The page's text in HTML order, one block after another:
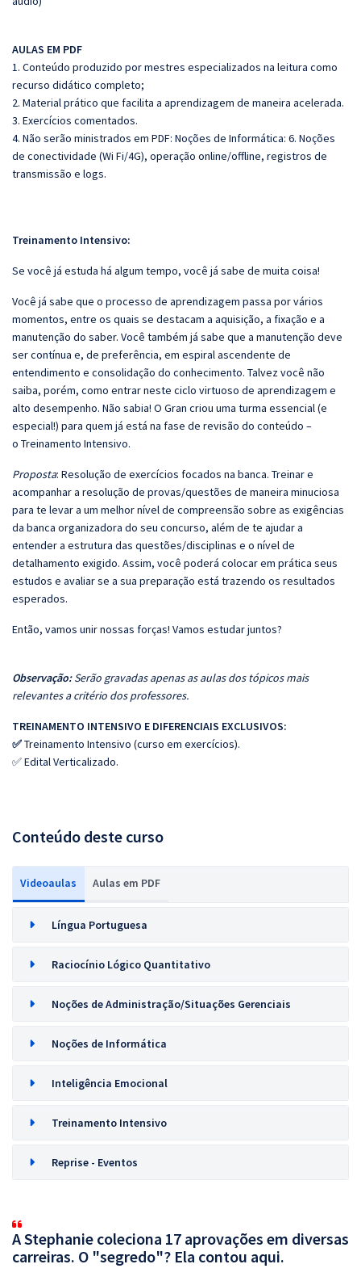
AULAS EM PDF
1. Conteúdo produzido por mestres especializados na leitura como
recurso didático completo;
2. Material prático que facilita a aprendizagem de maneira acelerada.
3. Exercícios comentados.
4. Não serão ministrados em PDF: Noções de Informática: 6. Noções
de conectividade (Wi Fi/4G), operação online/offline, registros de
transmissão e logs.
Treinamento Intensivo:
Se você já estuda há algum tempo, você já sabe de muita coisa!
Você já sabe que o processo de aprendizagem passa por vários
momentos, entre os quais se destacam a aquisição, a fixação e a
manutenção do saber. Você também já sabe que a manutenção deve
ser contínua e, de preferência, em espiral ascendente de
entendimento e consolidação do conhecimento. Talvez você não
saiba, porém, como entrar neste ciclo virtuoso de aprendizagem e
alto desempenho. Não sabia! O Gran criou uma turma essencial (e
especial!) para quem já está na fase de revisão do conteúdo –
o Treinamento Intensivo.
Proposta: Resolução de exercícios focados na banca. Treinar e
acompanhar a resolução de provas/questões de maneira minuciosa
para te levar a um melhor nível de compreensão sobre as exigências
da banca organizadora do seu concurso, além de te ajudar a
entender a estrutura das questões/disciplinas e o nível de
detalhamento exigido. Assim, você poderá colocar em prática seus
estudos e avaliar se a sua preparação está trazendo os resultados
esperados.
Então, vamos unir nossas forças! Vamos estudar juntos?
Observação:Serão gravadas apenas as aulas dos tópicos mais
relevantes a critério dos professores.
TREINAMENTO INTENSIVO E DIFERENCIAIS EXCLUSIVOS:
✅Treinamento Intensivo (curso em exercícios).
✅ Edital Verticalizado.
Conteúdo deste curso
Videoaulas Aulas em PDF
Língua Portuguesa
Raciocínio Lógico Quantitativo
Noções de Administração/Situações Gerenciais
Noções de Informática
Inteligência Emocional
Treinamento Intensivo
Reprise - Eventos
A Stephanie coleciona 17 aprovações em diversas
carreiras. O "segredo"? Ela contou aqui.